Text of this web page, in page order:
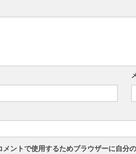
メントで使用するためブラウザーに自分